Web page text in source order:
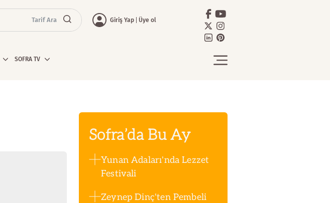
Tarif Ara Giriş Yap Üye ol
SOFRA TV
Sofra’da Bu Ay
Yunan Adaları'nda Lezzet
Festivali
Zeynep Dinç'ten Pembeli